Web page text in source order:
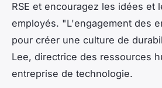
RSE et encouragez les idées et
employés. "L'engagement des
pour créer une culture de
Lee, directrice des ressources
entreprise de technologie.